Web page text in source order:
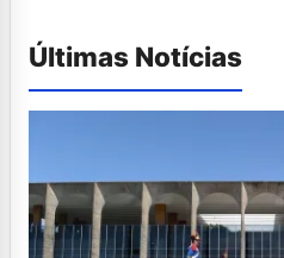
Últimas Notícias